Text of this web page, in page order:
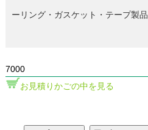
ーリング・ガスケット・テープ製品
7000
お見積りかごの中を見る